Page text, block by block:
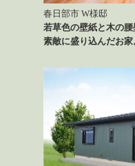
春日部市 W様邸
若草色の壁紙と木の
素敵に盛り込んだお家